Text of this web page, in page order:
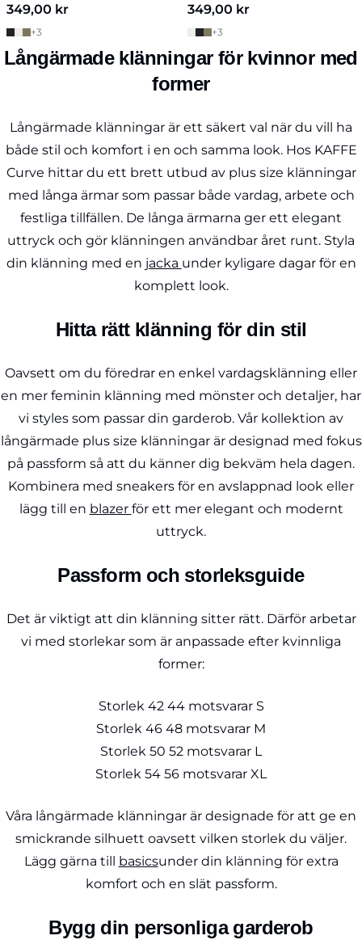
349,00 kr
+3
349,00 kr
+3
Långärmade klänningar för kvinnor med
former
Långärmade klänningar är ett säkert val när du vill ha
både stil och komfort i en och samma look. Hos KAFFE
Curve hittar du ett brett utbud av plus size klänningar
med långa ärmar som passar både vardag, arbete och
festliga tillfällen. De långa ärmarna ger ett elegant
uttryck och gör klänningen användbar året runt. Styla
din klänning med en jacka under kyligare dagar för en
komplett look.
Hitta rätt klänning för din stil
Oavsett om du föredrar en enkel vardagsklänning eller
en mer feminin klänning med mönster och detaljer, har
vi styles som passar din garderob. Vår kollektion av
långärmade plus size klänningar är designad med fokus
på passform så att du känner dig bekväm hela dagen.
Kombinera med sneakers för en avslappnad look eller
lägg till en blazer för ett mer elegant och modernt
uttryck.
Passform och storleksguide
Det är viktigt att din klänning sitter rätt. Därför arbetar
vi med storlekar som är anpassade efter kvinnliga
former:
Storlek 42 44 motsvarar S
Storlek 46 48 motsvarar M
Storlek 50 52 motsvarar L
Storlek 54 56 motsvarar XL
Våra långärmade klänningar är designade för att ge en
smickrande silhuett oavsett vilken storlek du väljer.
Lägg gärna till basicsunder din klänning för extra
komfort och en slät passform.
Bygg din personliga garderob